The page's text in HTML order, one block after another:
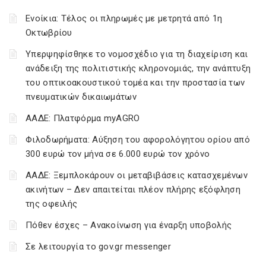
Ενοίκια: Τέλος οι πληρωμές με μετρητά από 1η
Οκτωβρίου
Υπερψηφίσθηκε το νομοσχέδιο για τη διαχείριση και
ανάδειξη της πολιτιστικής κληρονομιάς, την ανάπτυξη
του οπτικοακουστικού τομέα και την προστασία των
πνευματικών δικαιωμάτων
ΑΑΔΕ: Πλατφόρμα myAGRO
Φιλοδωρήματα: Αύξηση του αφορολόγητου ορίου από
300 ευρώ τον μήνα σε 6.000 ευρώ τον χρόνο
ΑΑΔΕ: Ξεμπλοκάρουν οι μεταβιβάσεις κατασχεμένων
ακινήτων – Δεν απαιτείται πλέον πλήρης εξόφληση
της οφειλής
Πόθεν έσχες – Ανακοίνωση για έναρξη υποβολής
Σε λειτουργία το gov.gr messenger